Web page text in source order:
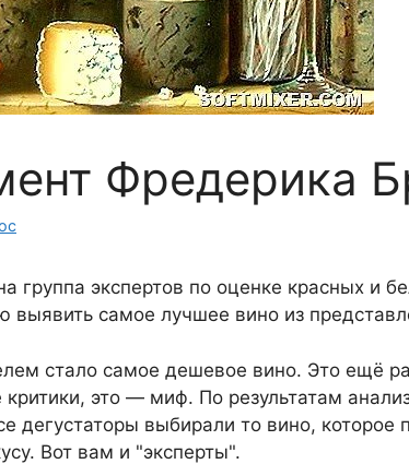
Фредерика
группа экспертов по оценке красных и
выявить самое лучшее вино из
стало самое дешевое вино. Это ещё
это — миф. По результатам
дегустаторы выбирали то вино, которое
Вот вам и "эксперты".